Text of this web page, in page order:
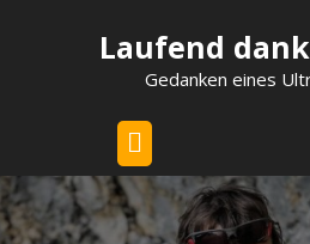
Laufend
Gedanken eines